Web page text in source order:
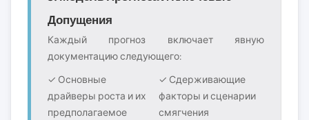
Допущения
Каждый прогноз включает явную
документацию следующего:
✓ Основные
драйверы роста и их
предполагаемое
✓ Сдерживающие
факторы и сценарии
смягчения